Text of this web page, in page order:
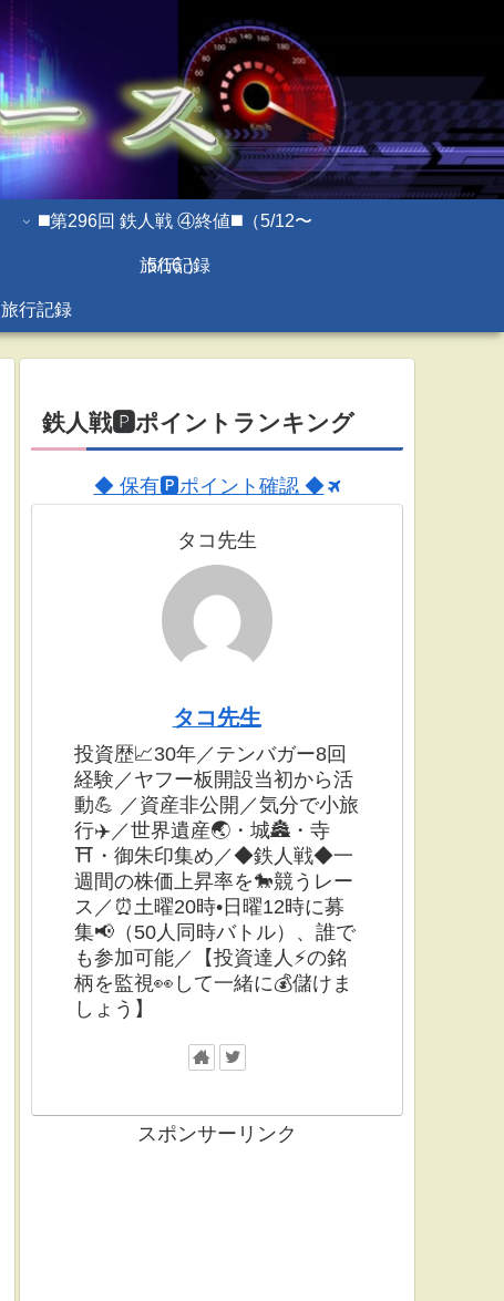
◼️第296回 鉄人戦 ④終値◼️（5/12〜
5/16 ）
旅行記録
旅行記録
鉄人戦🅿ポイントランキング
◆ 保有🅿ポイント確認 ◆
タコ先生
タコ先生
投資歴📈30年／テンバガー8回
経験／ヤフー板開設当初から活
動💪 ／資産非公開／気分で小旅
行✈️／世界遺産🌏・城🏯・寺
⛩・御朱印集め／◆鉄人戦◆一
週間の株価上昇率を🐎競うレー
ス／⏰土曜20時•日曜12時に募
集📢（50人同時バトル）、誰で
も参加可能／【投資達人⚡️の銘
柄を監視👀して一緒に💰儲けま
しょう】
スポンサーリンク